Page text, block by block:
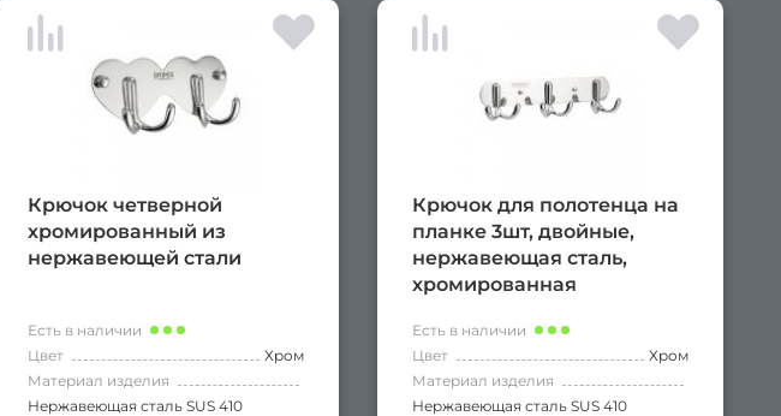
Крючок четверной
хромированный из
нержавеющей стали
Есть в наличии
Цвет
Хром
Материал изделия
Нержавеющая сталь SUS 410
Крючок для полотенца на
планке 3шт, двойные,
нержавеющая сталь,
хромированная
Есть в наличии
Цвет
Хром
Материал изделия
Нержавеющая сталь SUS 410